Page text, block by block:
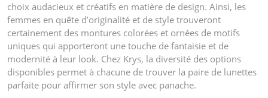
choix audacieux et créatifs en matière de design. Ainsi, les
femmes en quête d’originalité et de style trouveront
certainement des montures colorées et ornées de motifs
uniques qui apporteront une touche de fantaisie et de
modernité à leur look. Chez Krys, la diversité des options
disponibles permet à chacune de trouver la paire de lunettes
parfaite pour affirmer son style avec panache.